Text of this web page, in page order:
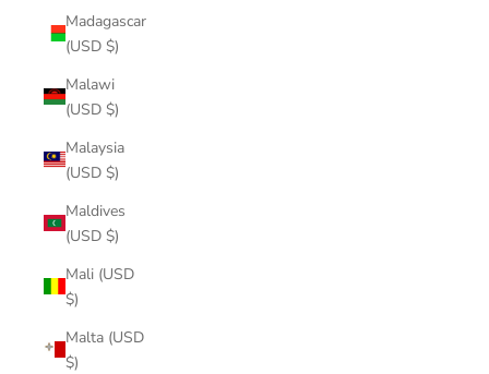
Madagascar
(USD $)
Malawi
(USD $)
Malaysia
(USD $)
Maldives
(USD $)
Mali (USD
$)
Malta (USD
$)